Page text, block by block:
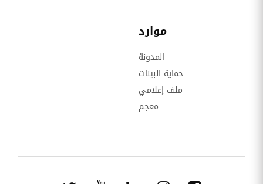
موارد
المدونة
حماية البينات
ملف إعلامي
معجم